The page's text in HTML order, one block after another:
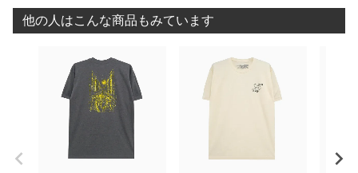
他の人はこんな商品もみています